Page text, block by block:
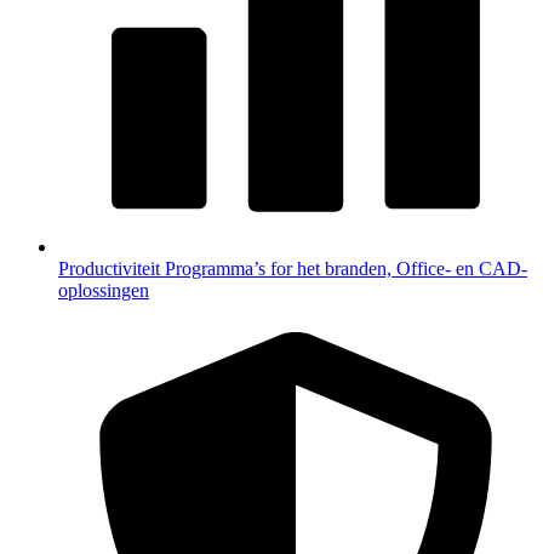
Productiviteit Programma’s for het branden, Office- en CAD-
oplossingen